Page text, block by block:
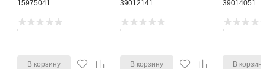
15975041
В корзину
39012141
В корзину
39014051
В корзину